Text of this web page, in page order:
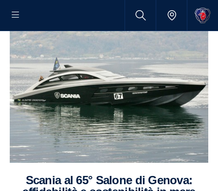
Scania al 65° Salone di Genova: